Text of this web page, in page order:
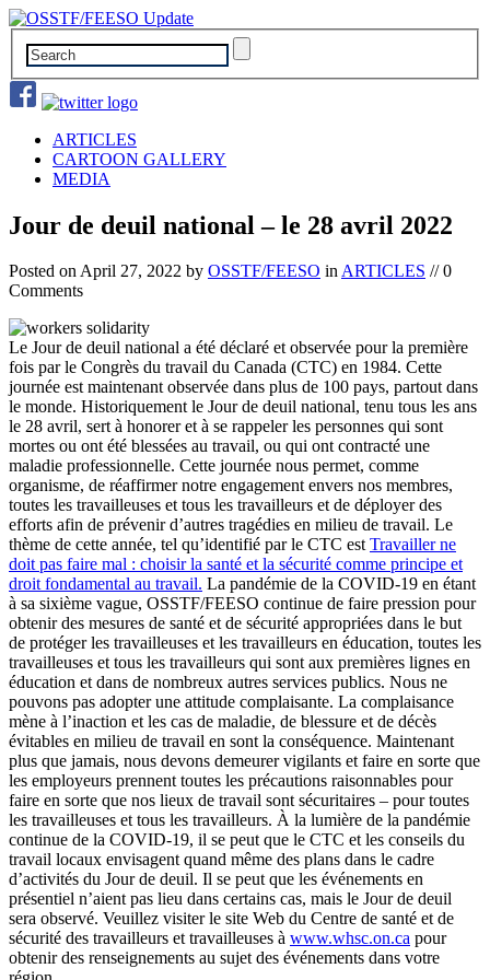
ARTICLES
CARTOON GALLERY
MEDIA
Jour de deuil national – le 28 avril 2022
Posted onApril 27, 2022 by OSSTF/FEESO inARTICLES // 0
Comments
Le Jour de deuil national a été déclaré et observée pour la première
fois par le Congrès du travail du Canada (CTC) en 1984. Cette
journée est maintenant observée dans plus de 100 pays, partout dans
le monde. Historiquement le Jour de deuil national, tenu tous les ans
le 28 avril, sert à honorer et à se rappeler les personnes qui sont
mortes ou ont été blessées au travail, ou qui ont contracté une
maladie professionnelle. Cette journée nous permet, comme
organisme, de réaffirmer notre engagement envers nos membres,
toutes les travailleuses et tous les travailleurs et de déployer des
efforts afin de prévenir d’autres tragédies en milieu de travail. Le
thème de cette année, tel qu’identifié par le CTC estTravailler ne
doit pas faire mal : choisir la santé et la sécurité comme principe et
droit fondamental au travail. La pandémie de la COVID-19 en étant
à sa sixième vague, OSSTF/FEESO continue de faire pression pour
obtenir des mesures de santé et de sécurité appropriées dans le but
de protéger les travailleuses et les travailleurs en éducation, toutes les
travailleuses et tous les travailleurs qui sont aux premières lignes en
éducation et dans de nombreux autres services publics. Nous ne
pouvons pas adopter une attitude complaisante. La complaisance
mène à l’inaction et les cas de maladie, de blessure et de décès
évitables en milieu de travail en sont la conséquence. Maintenant
plus que jamais, nous devons demeurer vigilants et faire en sorte que
les employeurs prennent toutes les précautions raisonnables pour
faire en sorte que nos lieux de travail sont sécuritaires – pour toutes
les travailleuses et tous les travailleurs. À la lumière de la pandémie
continue de la COVID-19, il se peut que le CTC et les conseils du
travail locaux envisagent quand même des plans dans le cadre
d’activités du Jour de deuil. Il se peut que les événements en
présentiel n’aient pas lieu dans certains cas, mais le Jour de deuil
sera observé. Veuillez visiter le site Web du Centre de santé et de
sécurité des travailleurs et travailleuses à www.whsc.on.ca pour
obtenir des renseignements au sujet des événements dans votre